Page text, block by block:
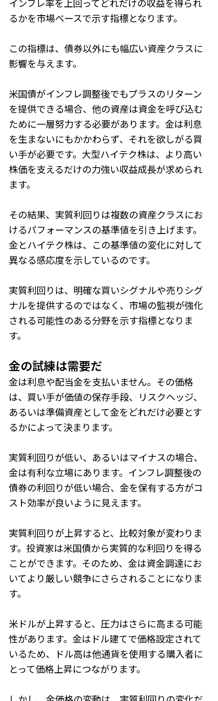
インフレ率を上回ってどれだけの収益を得られ
るかを市場ベースで示す指標となります。
この指標は、債券以外にも幅広い資産クラスに
影響を与えます。
米国債がインフレ調整後でもプラスのリターン
を提供できる場合、他の資産は資金を呼び込む
ために一層努力する必要があります。金は利息
を生まないにもかかわらず、それを欲しがる買
い手が必要です。大型ハイテク株は、より高い
株価を支えるだけの力強い収益成長が求められ
ます。
その結果、実質利回りは複数の資産クラスにお
けるパフォーマンスの基準値を引き上げます。
金とハイテク株は、この基準値の変化に対して
異なる感応度を示しているのです。
実質利回りは、明確な買いシグナルや売りシグ
ナルを提供するのではなく、市場の監視が強化
される可能性のある分野を示す指標となりま
す。
金の試練は需要だ
金は利息や配当金を支払いません。その価格
は、買い手が価値の保存手段、リスクヘッジ、
あるいは準備資産として金をどれだけ必要とす
るかによって決まります。
実質利回りが低い、あるいはマイナスの場合、
金は有利な立場にあります。インフレ調整後の
債券の利回りが低い場合、金を保有する方がコ
スト効率が良いように見えます。
実質利回りが上昇すると、比較対象が変わりま
す。投資家は米国債から実質的な利回りを得る
ことができます。そのため、金は資金調達にお
いてより厳しい競争にさらされることになりま
す。
米ドルが上昇すると、圧力はさらに高まる可能
性があります。金はドル建てで価格設定されて
いるため、ドル高は他通貨を使用する購入者に
とって価格上昇につながります。